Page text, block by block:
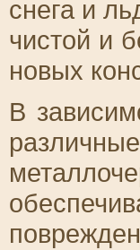
снега и
чистой и
новых
В